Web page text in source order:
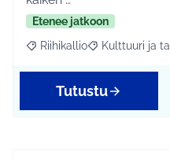
Etenee jatkoon
Rajaa tulokset aihepiirin
Riihikallio Rajaa tulokset
Kulttuuri ja
Tutustu